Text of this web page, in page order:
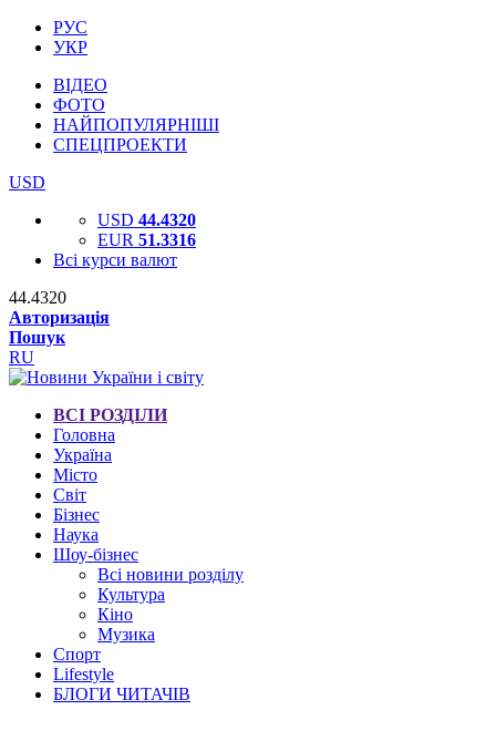
РУС
УКР
ВІДЕО
ФОТО
НАЙПОПУЛЯРНІШІ
СПЕЦПРОЕКТИ
USD
USD 44.4320
EUR 51.3316
Всі курси валют
44.4320
Авторизація
Пошук
RU
ВСІ РОЗДІЛИ
Головна
Україна
Місто
Світ
Бізнес
Наука
Шоу-бізнес
Всі новини розділу
Культура
Кіно
Музика
Спорт
Lifestyle
БЛОГИ ЧИТАЧІВ